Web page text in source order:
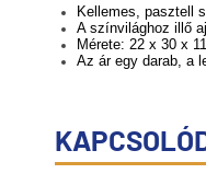
Kellemes, pasztell
A színvilághoz illő
Mérete: 22 x 30 x
Az ár egy darab, a